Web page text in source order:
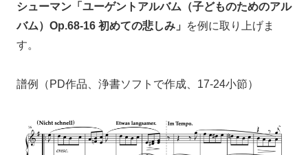
シューマン「ユーゲントアルバム（子どものためのアル
バム）Op.68-16 初めての悲しみ」
を例に取り上げま
す。
譜例（PD作品、浄書ソフトで作成、17-24小節）